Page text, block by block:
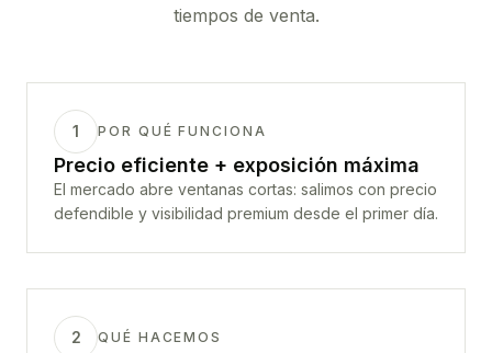
tiempos de venta.
1 POR QUÉ FUNCIONA
Precio eficiente + exposición máxima
El mercado abre ventanas cortas: salimos con precio
defendible y visibilidad premium desde el primer día.
2 QUÉ HACEMOS